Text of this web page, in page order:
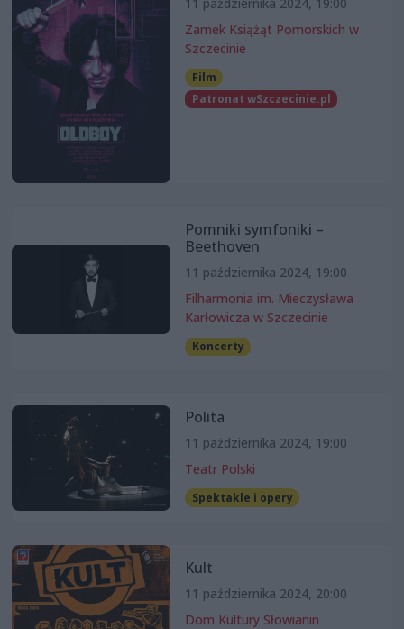
Zamek Książąt Pomorskich w
Szczecinie
Film
Patronat wSzczecinie.pl
Pomniki symfoniki –
Beethoven
11 października 2024, 19:00
Filharmonia im. Mieczysława
Karłowicza w Szczecinie
Koncerty
Polita
11 października 2024, 19:00
Teatr Polski
Spektakle i opery
Kult
11 października 2024, 20:00
Dom Kultury Słowianin